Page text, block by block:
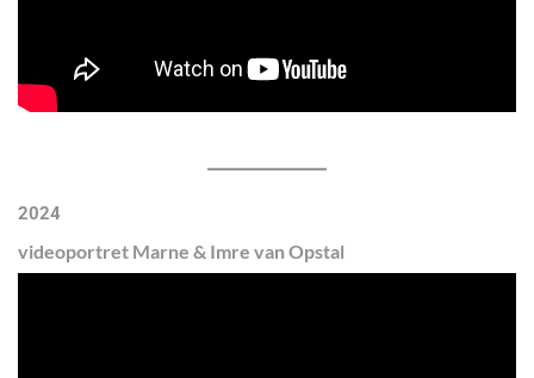
2024
videoportret Marne & Imre van Opstal